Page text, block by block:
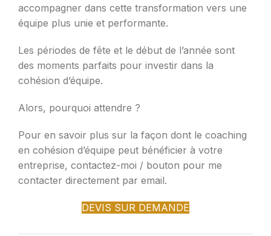
accompagner dans cette transformation vers une
équipe plus unie et performante.
Les périodes de fête et le début de l’année sont
des moments parfaits pour investir dans la
cohésion d’équipe.
Alors, pourquoi attendre ?
Pour en savoir plus sur la façon dont le coaching
en cohésion d’équipe peut bénéficier à votre
entreprise, contactez-moi / bouton pour me
contacter directement par email.
DEVIS SUR DEMANDE